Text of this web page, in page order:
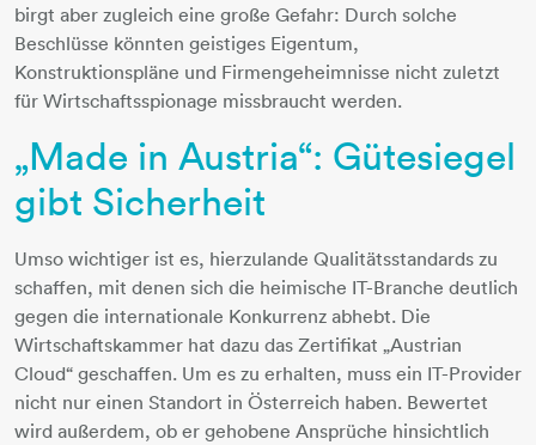
birgt aber zugleich eine große Gefahr: Durch solche
Beschlüsse könnten geistiges Eigentum,
Konstruktionspläne und Firmengeheimnisse nicht zuletzt
für Wirtschaftsspionage missbraucht werden.
„Made in Austria“: Gütesiegel
gibt Sicherheit
Umso wichtiger ist es, hierzulande Qualitätsstandards zu
schaffen, mit denen sich die heimische IT-Branche deutlich
gegen die internationale Konkurrenz abhebt. Die
Wirtschaftskammer hat dazu das Zertifikat „Austrian
Cloud“ geschaffen. Um es zu erhalten, muss ein IT-Provider
nicht nur einen Standort in Österreich haben. Bewertet
wird außerdem, ob er gehobene Ansprüche hinsichtlich